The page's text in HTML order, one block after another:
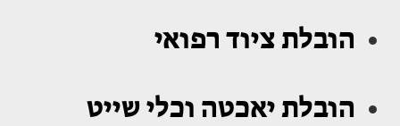
הובלת ציוד רפואי
הובלת יאכטה וכלי שייט